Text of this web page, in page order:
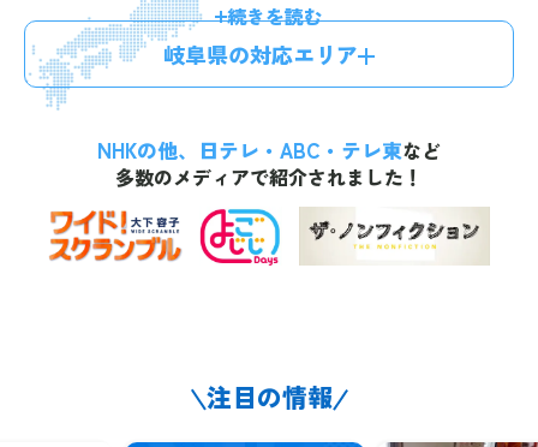
係者や子育て世帯、退去を控える単身者の方の「転勤で急いで不
用品を処分したい」「親の遺品整理をお願いしたい」といったお
悩みにも、可能な限り柔軟に対応いたします。また、大型家電も
安全に搬出し、自治体のルールにも配慮して適切に処分しており
ます。お電話一本で最短60分、無料のお見積りに伺いますので、
お気軽にお問い合わせください。
続きを読む
岐阜県の対応エリア
NHKの他、日テレ・ABC・テレ東など
多数のメディアで紹介されました！
注目の情報